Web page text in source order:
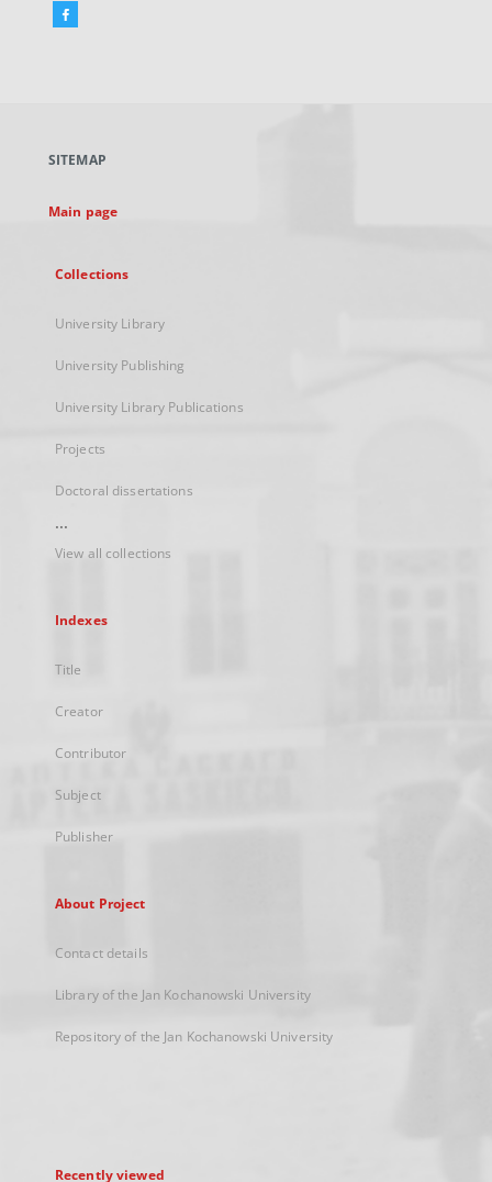
Facebook
new
SITEMAP
Main page
Collections
University Library
University Publishing
University Library Publications
Projects
Doctoral dissertations
...
View all collections
Indexes
Title
Creator
Contributor
Subject
Publisher
About Project
Contact details
Library of the Jan Kochanowski University
Repository of the Jan Kochanowski University
Recently viewed